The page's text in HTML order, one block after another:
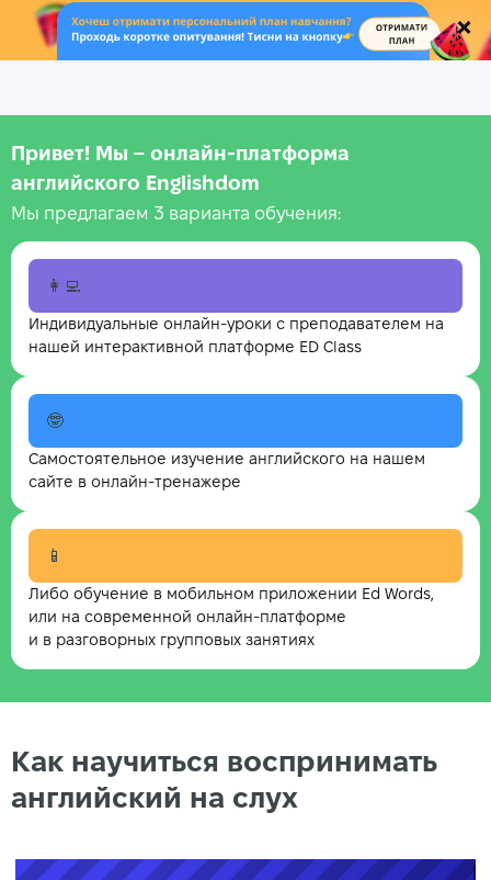
.
Привет! Мы – онлайн‑платформа
английского Englishdom
Мы предлагаем 3 варианта обучения:
👩‍💻
Индивидуальные онлайн-уроки с преподавателем на
нашей интерактивной платформе ED Class
🤓
Самостоятельное изучение английского на нашем
сайте в онлайн-тренажере
📱
Либо обучение в мобильном приложении Ed Words,
или на современной онлайн-платформе
и в разговорных групповых занятиях
Как научиться воспринимать
английский на слух